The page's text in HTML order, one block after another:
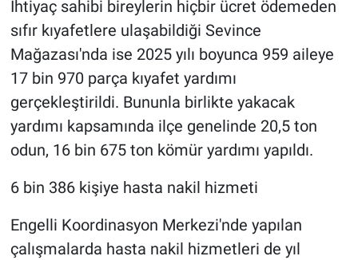
İhtiyaç sahibi bireylerin hiçbir ücret ödemeden
sıfır kıyafetlere ulaşabildiği Sevince
Mağazası'nda ise 2025 yılı boyunca 959 aileye
17 bin 970 parça kıyafet yardımı
gerçekleştirildi. Bununla birlikte yakacak
yardımı kapsamında ilçe genelinde 20,5 ton
odun, 16 bin 675 ton kömür yardımı yapıldı.
6 bin 386 kişiye hasta nakil hizmeti
Engelli Koordinasyon Merkezi'nde yapılan
çalışmalarda hasta nakil hizmetleri de yıl